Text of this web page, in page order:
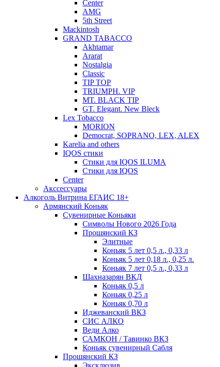
Center
AMG
5th Street
Mackintosh
GRAND TABACCO
Akhtamar
Ararat
Nostalgia
Classic
TIP TOP
TRIUMPH. VIP
MT. BLACK TIP
GT. Elegant. New Bleck
Lex Tobacco
MORION
Democrat, SOPRANO, LEX, ALEX
Karelia and others
IQOS стики
Стики для IQOS ILUMA
Стики для IQOS
Сenter
Акссессуары
Алкоголь Витрина ЕГАИС 18+
Армянский Коньяк
Сувенирные Коньяки
Символы Нового 2026 Года
Прошянский КЗ
Элитные
Коньяк 5 лет 0,5 л., 0,33 л
Коньяк 5 лет 0,18 л., 0,25 л.
Коньяк 7 лет 0,5 л., 0,33 л
Шахназарян ВКД
Коньяк 0,5 л
Коньяк 0,25 л
Коньяк 0,70 л
Иджеванский ВКЗ
СИС АЛКО
Веди Алко
САМКОН / Тавинко ВКЗ
Коньяк сувенирный Сабля
Прошянский КЗ
Эксклюзив